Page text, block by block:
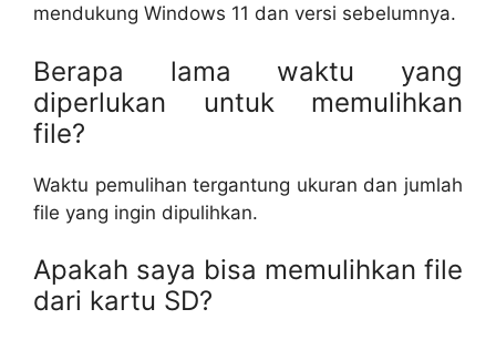
mendukung Windows 11 dan versi sebelumnya.
Berapa lama waktu yang
diperlukan untuk memulihkan
file?
Waktu pemulihan tergantung ukuran dan jumlah
file yang ingin dipulihkan.
Apakah saya bisa memulihkan file
dari kartu SD?